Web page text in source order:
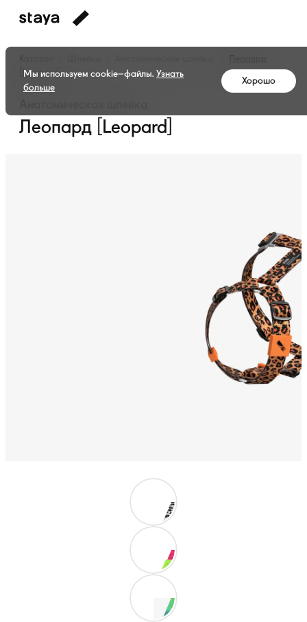
[Leopard]
Леопард [Leopard]
Мы используем cookie–файлы. Узнать
больше
Хорошо